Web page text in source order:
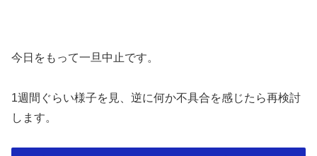
今日をもって一旦中止です。
1週間ぐらい様子を見、逆に何か不具合を感じたら再検討
します。